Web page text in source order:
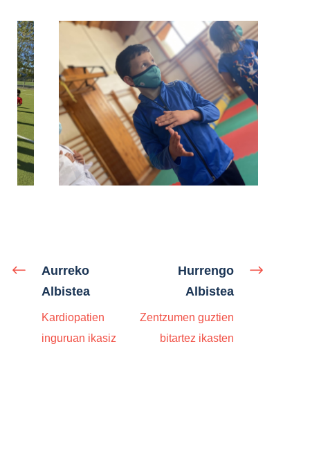
Aurreko
Albistea
Kardiopatien
inguruan ikasiz
Hurrengo
Albistea
Zentzumen guztien
bitartez ikasten